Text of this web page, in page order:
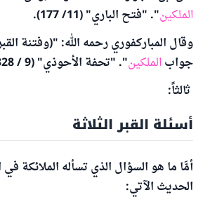
الملكين". "فتح الباري" (11/ 177).
وقال المباركفوري رحمه الله: "(وفتنة
جوابالملكين". "تحفة الأحوذي" (9 / 328).
ثالثاً:
أسئلة القبر الثلاثة
أمَّا ما هو السؤال الذي تسأله الملائكة
الحديث الآتي: